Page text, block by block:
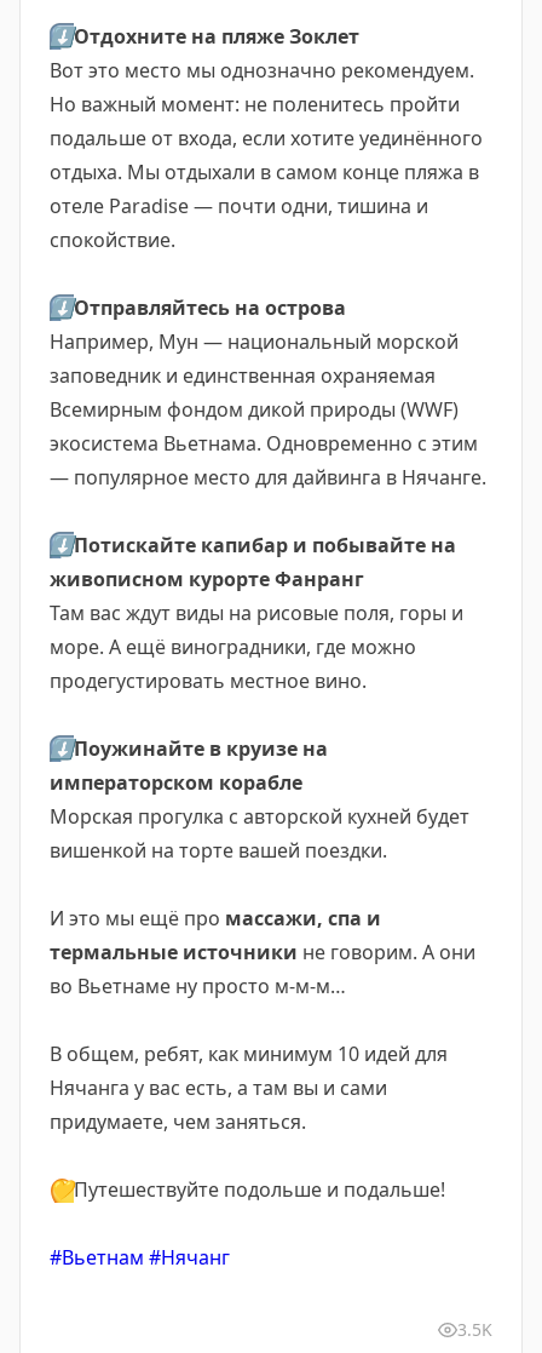
⬇️Отдохните на пляже Зоклет
Вот это место мы однозначно рекомендуем.
Но важный момент: не поленитесь пройти
подальше от входа, если хотите уединённого
отдыха. Мы отдыхали в самом конце пляжа в
отеле Paradise — почти одни, тишина и
спокойствие.
⬇️Отправляйтесь на острова
Например, Мун — национальный морской
заповедник и единственная охраняемая
Всемирным фондом дикой природы (WWF)
экосистема Вьетнама. Одновременно с этим
— популярное место для дайвинга в Нячанге.
⬇️Потискайте капибар и побывайте на
живописном курорте Фанранг
Там вас ждут виды на рисовые поля, горы и
море. А ещё виноградники, где можно
продегустировать местное вино.
⬇️Поужинайте в круизе на
императорском корабле
Морская прогулка с авторской кухней будет
вишенкой на торте вашей поездки.
И это мы ещё про массажи, спа и
термальные источники не говорим. А они
во Вьетнаме ну просто м-м-м…
В общем, ребят, как минимум 10 идей для
Нячанга у вас есть, а там вы и сами
придумаете, чем заняться.
💛Путешествуйте подольше и подальше!
#Вьетнам #Нячанг
3.5K